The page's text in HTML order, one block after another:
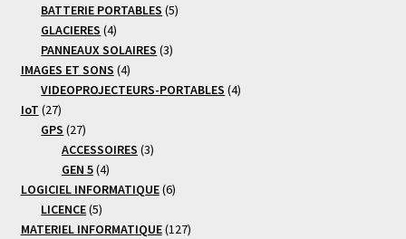
produits
BATTERIE PORTABLES 55
GLACIERES 44
produits
PANNEAUX SOLAIRES 33
IMAGES ET SONS 44
produits
VIDEOPROJECTEURS-PORTABLES 44
IoT 2727
produits
GPS 2727
produits
ACCESSOIRES 33
GEN 5 44
produits
LOGICIEL INFORMATIQUE 66
LICENCE 55
produits
MATERIEL INFORMATIQUE 127127